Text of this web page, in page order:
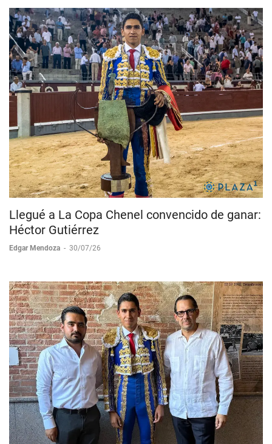
Llegué a La Copa Chenel convencido de ganar:
Héctor Gutiérrez
Edgar Mendoza - 30/07/26